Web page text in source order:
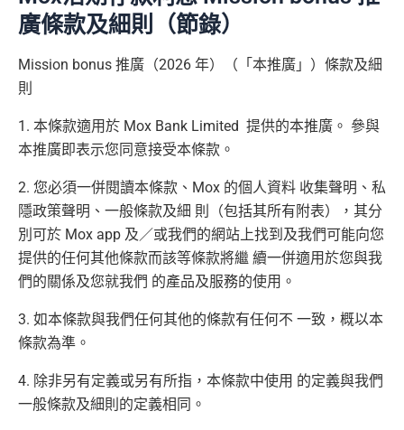
廣條款及細則（節錄）
Mission bonus 推廣（2026 年）（「本推廣」）條款及細
則
1. 本條款適用於 Mox Bank Limited 提供的本推廣。 參與
本推廣即表示您同意接受本條款。
2. 您必須一併閱讀本條款、Mox 的個人資料 收集聲明、私
隱政策聲明、一般條款及細 則（包括其所有附表），其分
別可於 Mox app 及／或我們的網站上找到及我們可能向您
提供的任何其他條款而該等條款將繼 續一併適用於您與我
們的關係及您就我們 的產品及服務的使用。
3. 如本條款與我們任何其他的條款有任何不 一致，概以本
條款為準。
4. 除非另有定義或另有所指，本條款中使用 的定義與我們
一般條款及細則的定義相同。